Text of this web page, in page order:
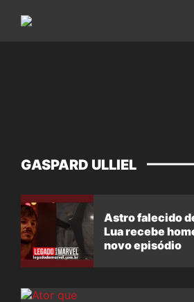
GASPARD ULLIEL
Astro falecido
Lua recebe
novo episódio